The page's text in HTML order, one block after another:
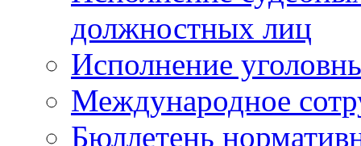
должностных лиц
Исполнение
Международное
Бюллетень